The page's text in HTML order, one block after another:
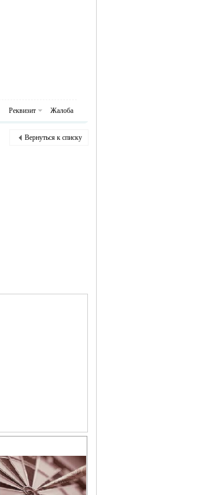
Реквизит Жалоба
Вернуться к списку